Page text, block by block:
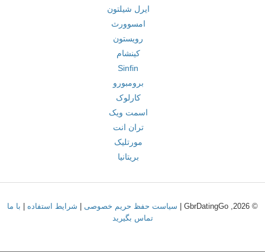
ایرل شیلتون
امسوورث
رویستون
کینشام
Sinfin
برومبورو
کارلوک
اسمت ویک
تران انت
مورتلیک
بریتانیا
© 2026, GbrDatingGo | سیاست حفظ حریم خصوصی شرایط استفاده
با ما
تماس بگیرید